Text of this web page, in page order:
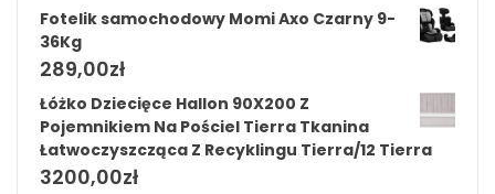
Fotelik samochodowy Momi Axo Czarny 9-
36Kg
289,00zł
Łóżko Dziecięce Hallon 90X200 Z
Pojemnikiem Na Pościel Tierra Tkanina
Łatwoczyszcząca Z Recyklingu Tierra/12 Tierra
3200,00zł